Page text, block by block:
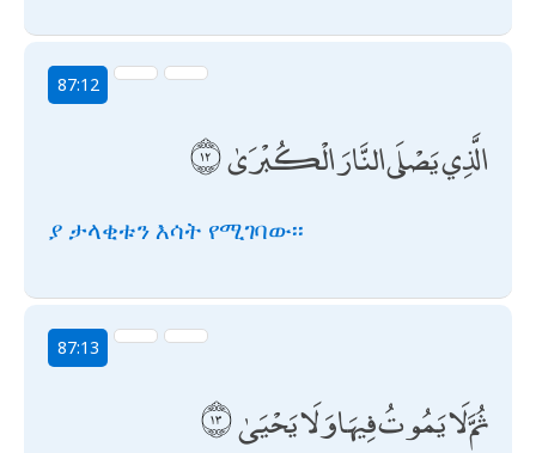
87:12
الَّذِي يَصْلَى النَّارَ الْكُبْرَىٰ
ያ ታላቂቱን እሳት የሚገባው፡፡
87:13
ثُمَّ لَا يَمُوتُ فِيهَا وَلَا يَحْيَىٰ